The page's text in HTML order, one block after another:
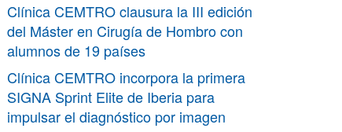
Clínica CEMTRO clausura la III edición
del Máster en Cirugía de Hombro con
alumnos de 19 países
Clínica CEMTRO incorpora la primera
SIGNA Sprint Elite de Iberia para
impulsar el diagnóstico por imagen